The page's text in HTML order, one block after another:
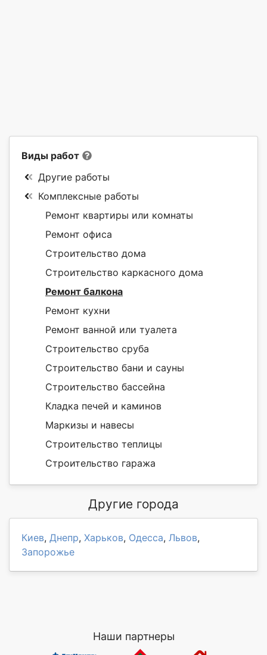
Виды работ
Другие работы
Комплексные работы
Ремонт квартиры или комнаты
Ремонт офиса
Строительство дома
Строительство каркасного дома
Ремонт балкона
Ремонт кухни
Ремонт ванной или туалета
Строительство сруба
Строительство бани и сауны
Строительство бассейна
Кладка печей и каминов
Маркизы и навесы
Строительство теплицы
Строительство гаража
Другие города
Киев, Днепр, Харьков, Одесса, Львов,
Запорожье
Наши партнеры